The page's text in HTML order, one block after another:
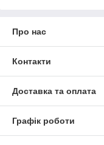
Про нас
Контакти
Доставка та оплата
Графік роботи